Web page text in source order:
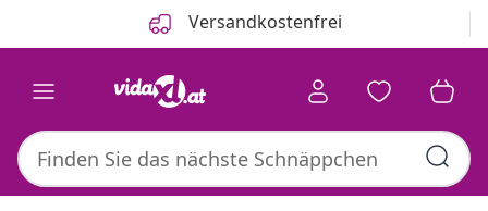
Versandkostenfrei